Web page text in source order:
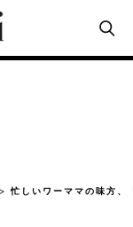
忙しいワーママの味方、